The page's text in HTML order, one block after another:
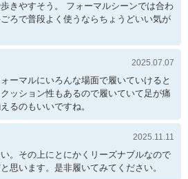
きやすそう。 フォーマルシーンでは合わ
ろで普段よく使うならちょうどいい気が
2025.07.07
ーマルにいろんな場面で履いていけると
ッション性もあるので履いていて足が痛
るのもいいですね。
2025.11.11
。その上にとにかくリーズナブルなので
思います。是非履いてみてください。